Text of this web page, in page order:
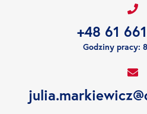
+48 61
Godziny pracy: